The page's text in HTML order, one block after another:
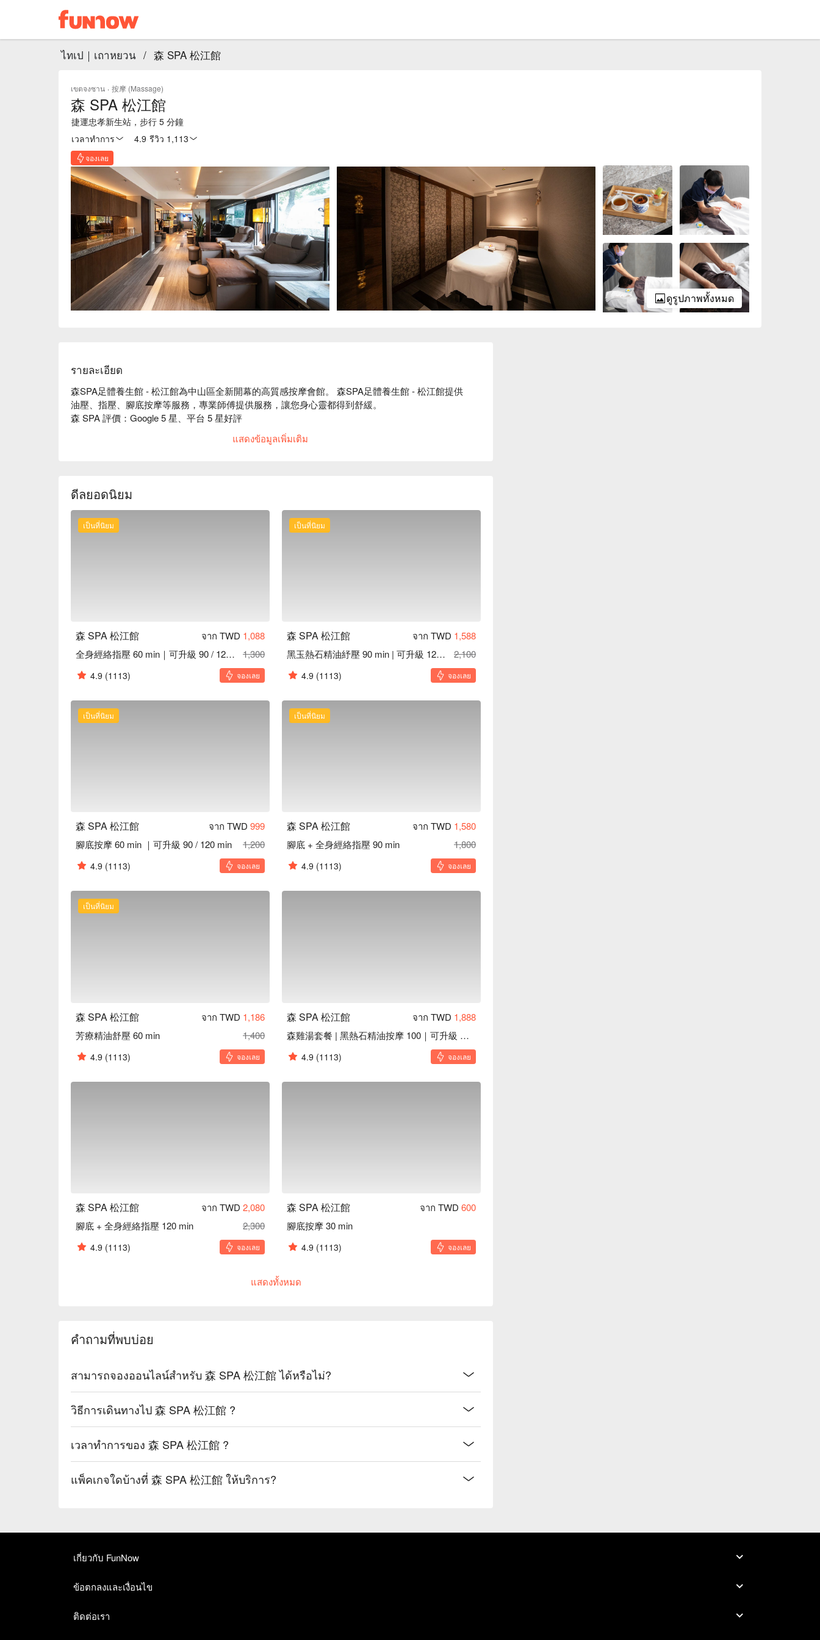
ไทเป｜เถาหยวน / 森 SPA 松江館
เขตจงซาน · 按摩 (Massage)
森 SPA 松江館
捷運忠孝新生站，步行 5 分鐘
เวลาทำการ
4.9 รีวิว 1,113
จองเลย
ดูรูปภาพทั้งหมด
รายละเอียด
森SPA足體養生館 - 松江館為中山區全新開幕的高質感按摩會館。 森SPA足體養生館 - 松江館提供
油壓、指壓、腳底按摩等服務，專業師傅提供服務，讓您身心靈都得到舒緩。
森 SPA 評價：Google 5 星、平台 5 星好評
森 SPA 每位按摩師傅都有多年經驗，獨特的「 槓桿手技 」讓顧客擁有頂級的舒壓享受，連睡眠不
แสดงข้อมูลเพิ่มเติม
ดีลยอดนิยม
เป็นที่นิยม
森 SPA 松江館 จาก TWD 1,088
全身經絡指壓 60 min｜可升級 90 / 120 min
1,300
4.9 (1113) จองเลย
เป็นที่นิยม
森 SPA 松江館 จาก TWD 1,588
黑玉熱石精油紓壓 90 min | 可升級 120 min
2,100
4.9 (1113) จองเลย
เป็นที่นิยม
森 SPA 松江館 จาก TWD 999
腳底按摩 60 min ｜可升級 90 / 120 min
1,200
4.9 (1113) จองเลย
เป็นที่นิยม
森 SPA 松江館 จาก TWD 1,580
腳底 + 全身經絡指壓 90 min
1,800
4.9 (1113) จองเลย
เป็นที่นิยม
森 SPA 松江館 จาก TWD 1,186
芳療精油舒壓 60 min
1,400
4.9 (1113) จองเลย
森 SPA 松江館 จาก TWD 1,888
森雞湯套餐 | 黑熱石精油按摩 100｜可升級 130 min
4.9 (1113) จองเลย
森 SPA 松江館 จาก TWD 2,080
腳底 + 全身經絡指壓 120 min
2,300
4.9 (1113) จองเลย
森 SPA 松江館 จาก TWD 600
腳底按摩 30 min
4.9 (1113) จองเลย
แสดงทั้งหมด
คำถามที่พบบ่อย
สามารถจองออนไลน์สำหรับ 森 SPA 松江館 ได้หรือไม่?
วิธีการเดินทางไป 森 SPA 松江館 ?
เวลาทำการของ 森 SPA 松江館 ?
แพ็คเกจใดบ้างที่ 森 SPA 松江館 ให้บริการ?
เกี่ยวกับ FunNow
ข้อตกลงและเงื่อนไข
ติดต่อเรา